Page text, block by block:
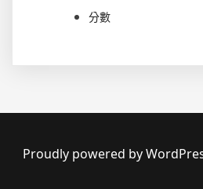
分數
Proudly powered by